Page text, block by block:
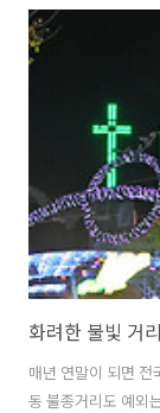
로 이어지는 ‘상상
발걸음 급한 이유입
일이 있을까? ㅎㅎ
착해보니 사람들이
점을 만났습니다. '
다. 뽑기 결..
매년 연말이 되면
동 불종거리도 예외